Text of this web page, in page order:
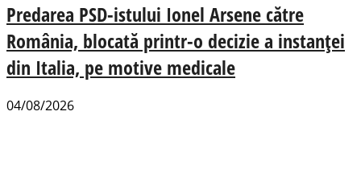
Predarea PSD-istului Ionel Arsene către
România, blocată printr-o decizie a instanței
din Italia, pe motive medicale
04/08/2026